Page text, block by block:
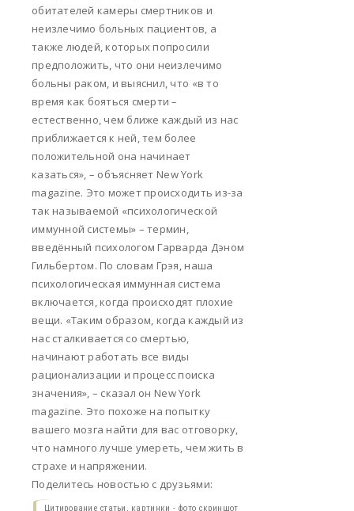
обитателей камеры смертников и
неизлечимо больных пациентов, а
также людей, которых попросили
предположить, что они неизлечимо
больны раком, и выяснил, что «в то
время как бояться смерти –
естественно, чем ближе каждый из нас
приближается к ней, тем более
положительной она начинает
казаться», – объясняет New York
magazine. Это может происходить из-за
так называемой «психологической
иммунной системы» – термин,
введённый психологом Гарварда Дэном
Гильбертом. По словам Грэя, наша
психологическая иммунная система
включается, когда происходят плохие
вещи. «Таким образом, когда каждый из
нас сталкивается со смертью,
начинают работать все виды
рационализации и процесс поиска
значения», – сказал он New York
magazine. Это похоже на попытку
вашего мозга найти для вас отговорку,
что намного лучше умереть, чем жить в
страхе и напряжении.
Поделитесь новостью с друзьями:
Цитирование статьи, картинки - фото скриншот